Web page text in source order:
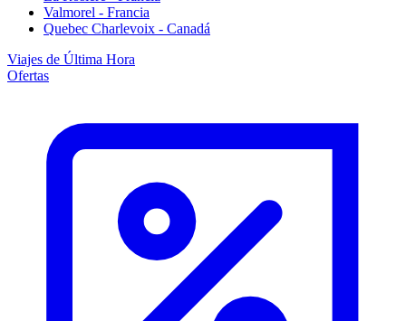
Valmorel - Francia
Quebec Charlevoix - Canadá
Viajes de Última Hora
Ofertas